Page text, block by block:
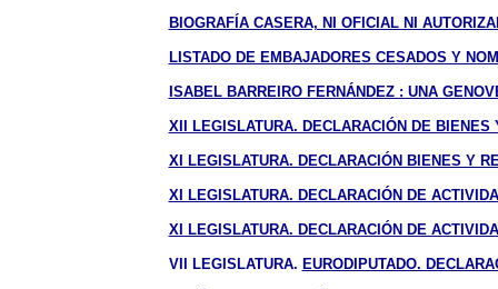
BIOGRAFÍA CASERA, NI OFICIAL NI
LISTADO DE EMBAJADORES CESADOS Y
ISABEL BARREIRO FERNÁNDEZ : UNA
XII LEGISLATURA. DECLARACIÓN DE BIENES
XI LEGISLATURA. DECLARACIÓN BIENES Y
XI LEGISLATURA. DECLARACIÓN DE
XI LEGISLATURA. DECLARACIÓN DE
VII LEGISLATURA. EURODIPUTADO.